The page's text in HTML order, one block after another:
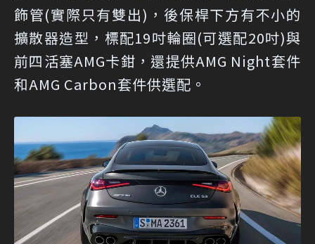
飾管(實際只有雙出)，後保桿下方有不小的
擴散器造型，標配19吋輪圈(可選配20吋)與
前四活塞AMG卡鉗，還提供AMG Night套件
和AMG Carbon套件供選配。